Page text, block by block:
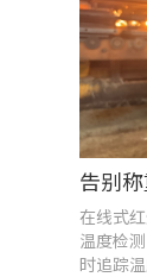
在线式
温度检
时追踪